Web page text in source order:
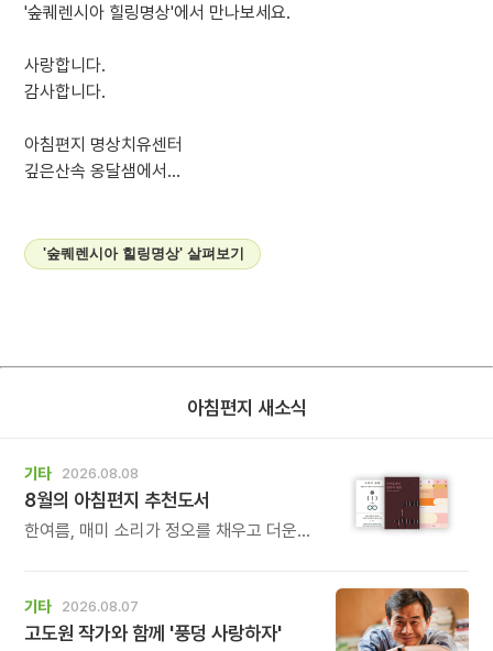
'숲퀘렌시아 힐링명상'에서 만나보세요.
사랑합니다.
감사합니다.
아침편지 명상치유센터
깊은산속 옹달샘에서...
'숲퀘렌시아 힐링명상' 살펴보기
아침편지 새소식
기타 2026.08.08
8월의 아침편지 추천도서
한여름, 매미 소리가 정오를 채우고 더운
기타 2026.08.07
고도원 작가와 함께 '풍덩 사랑하자'